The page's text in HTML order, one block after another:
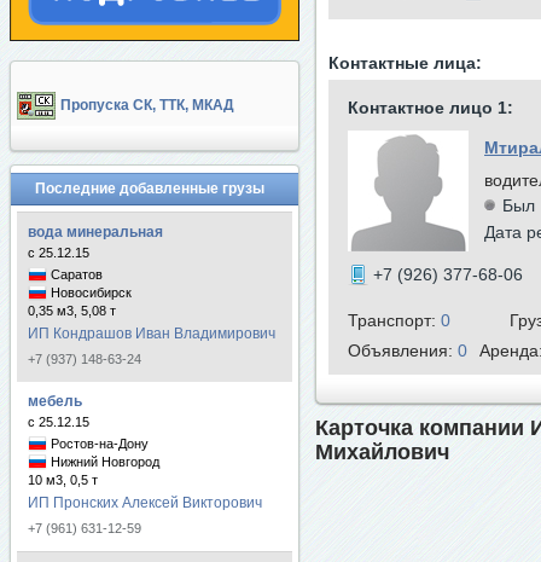
Пропуска СК, ТТК, МКАД
Последние добавленные грузы
вода минеральная
с 25.12.15
Саратов
Новосибирск
0,35 м3, 5,08 т
ИП Кондрашов Иван Владимирович
+7 (937) 148-63-24
мебель
с 25.12.15
Ростов-на-Дону
Нижний Новгород
10 м3, 0,5 т
ИП Пронских Алексей Викторович
+7 (961) 631-12-59
Контактные лица:
Контактное лицо 1:
Был
Дата
+7 (926) 377-68-06
Транспорт: 0
Объявления: 0
Карточка
Михайлович